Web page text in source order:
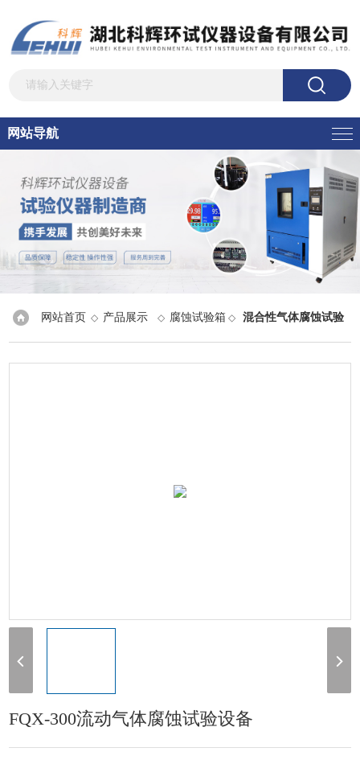
网站导航
网站首页 ◇ 产品展示 ◇ 腐蚀试验箱 ◇混合性气体腐蚀试验
箱> FQX-300流动气体腐蚀试验设备
FQX-300流动气体腐蚀试验设备